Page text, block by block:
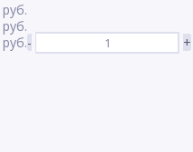
руб.
руб.
руб.- +